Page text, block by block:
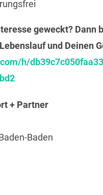
geweckt? Dann
und Deinen
h/
+ Partner
Baden